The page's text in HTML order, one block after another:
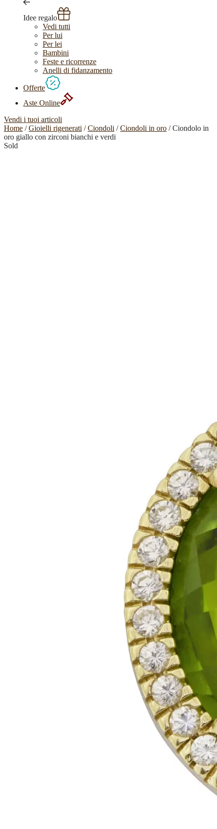
Idee regalo
Vedi tutti
Per lui
Per lei
Bambini
Feste e ricorrenze
Anelli di fidanzamento
Offerte
Aste Online
Vendi i tuoi articoli
Home /Gioielli rigenerati /Ciondoli /Ciondoli in oro / Ciondolo in
oro giallo con zirconi bianchi e verdi
Sold